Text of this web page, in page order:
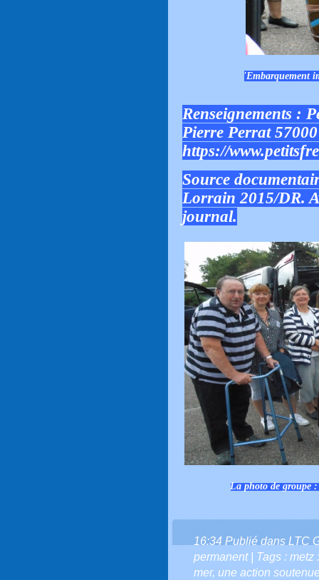
'Embarquement
Renseignements :
Pierre Perrat
https://
Source
Lorrain 2015/DR.
journal.
La photo de groupe
16:34 Publié dans LTC
permanent| Tags : metz
mer, une action